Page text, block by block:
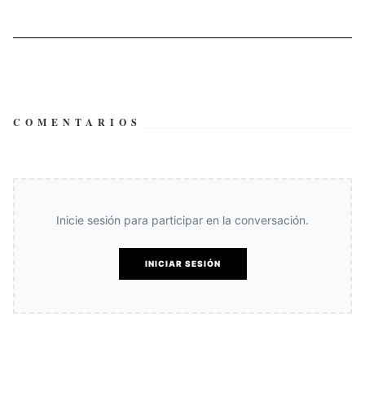
COMENTARIOS
Inicie sesión para participar en la conversación.
INICIAR SESIÓN